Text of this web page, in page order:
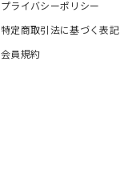
プライバシーポリシー
特定商取引法に基づく表記
会員規約